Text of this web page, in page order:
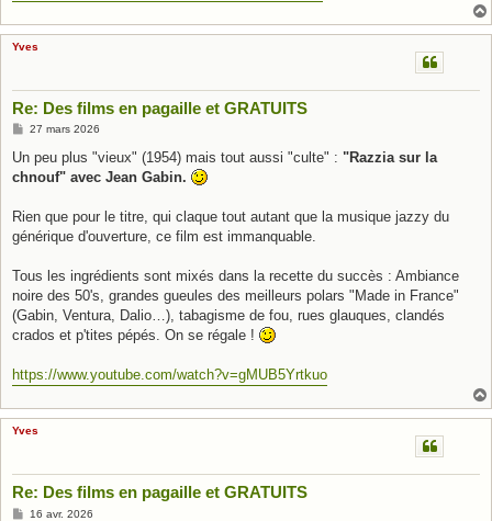
Yves
Re: Des films en pagaille et GRATUITS
M
s
a
27 mars 2026
Un peu plus "vieux" (1954) mais tout aussi "culte" : "Razzia sur la
chnouf" avec Jean Gabin.
Rien que pour le titre, qui claque tout autant que la musique jazzy du
générique d'ouverture, ce film est immanquable.
Tous les ingrédients sont mixés dans la recette du succès : Ambiance
noire des 50's, grandes gueules des meilleurs polars "Made in France"
(Gabin, Ventura, Dalio…), tabagisme de fou, rues glauques, clandés
crados et p'tites pépés. On se régale !
https://www.youtube.com/watch?v=gMUB5Yrtkuo
Yves
Re: Des films en pagaille et GRATUITS
M16 avr. 2026